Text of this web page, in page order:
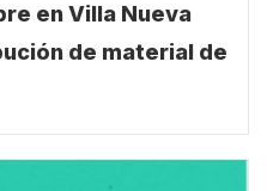
en Villa Nueva
de material de